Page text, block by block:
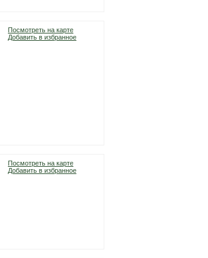
Посмотреть на карте
Добавить в избранное
Посмотреть на карте
Добавить в избранное